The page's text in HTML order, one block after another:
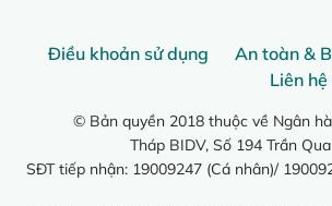
Điều khoản sử dụng An toàn &
Liên
© Bản quyền 2018 thuộc về Ngân
Tháp BIDV, Số 194 Trần
SĐT tiếp nhận: 19009247 (Cá nhân)/